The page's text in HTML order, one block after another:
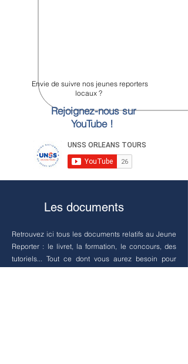
Envie de suivre nos jeunes reporters
locaux ?
Rejoignez-nous sur
YouTube !
Les documents
Retrouvez ici tous les documents relatifs au Jeune
Reporter : le livret, la formation, le concours, des
tutoriels... Tout ce dont vous aurez besoin pour